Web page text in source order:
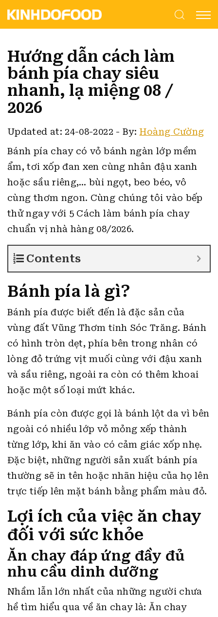
Hướng dẫn cách làm
bánh pía chay siêu
nhanh, lạ miệng 08 /
2026
Updated at: 24-08-2022 -By: Hoàng Cường
Bánh pía chay có vỏ bánh ngàn lớp mềm
ẩm, tơi xốp đan xen cùng nhân đậu xanh
hoặc sầu riêng,… bùi ngọt, beo béo, vô
cùng thơm ngon. Cùng chúng tôi vào bếp
thử ngay với 5 Cách làm bánh pía chay
chuẩn vị nhà hàng 08/2026.
Contents
Bánh pía là gì?
Bánh pía được biết đến là đặc sản của
vùng đất Vũng Thơm tỉnh Sóc Trăng. Bánh
có hình tròn dẹt, phía bên trong nhân có
lòng đỏ trứng vịt muối cùng với đậu xanh
và sầu riêng, ngoài ra còn có thêm khoai
hoặc một số loại mứt khác.
Bánh pía còn được gọi là bánh lột da vì bên
ngoài có nhiều lớp vỏ mỏng xếp thành
từng lớp, khi ăn vào có cảm giác xốp nhẹ.
Đặc biệt, những người sản xuất bánh pía
thường sẽ in tên hoặc nhãn hiệu của họ lên
trực tiếp lên mặt bánh bằng phẩm màu đỏ.
Lợi ích của việc ăn chay
đối với sức khỏe
Ăn chay đáp ứng đầy đủ
nhu cầu dinh dưỡng
Nhầm lẫn lớn nhất của những người chưa
hề tìm hiểu qua về ăn chay là: Ăn chay